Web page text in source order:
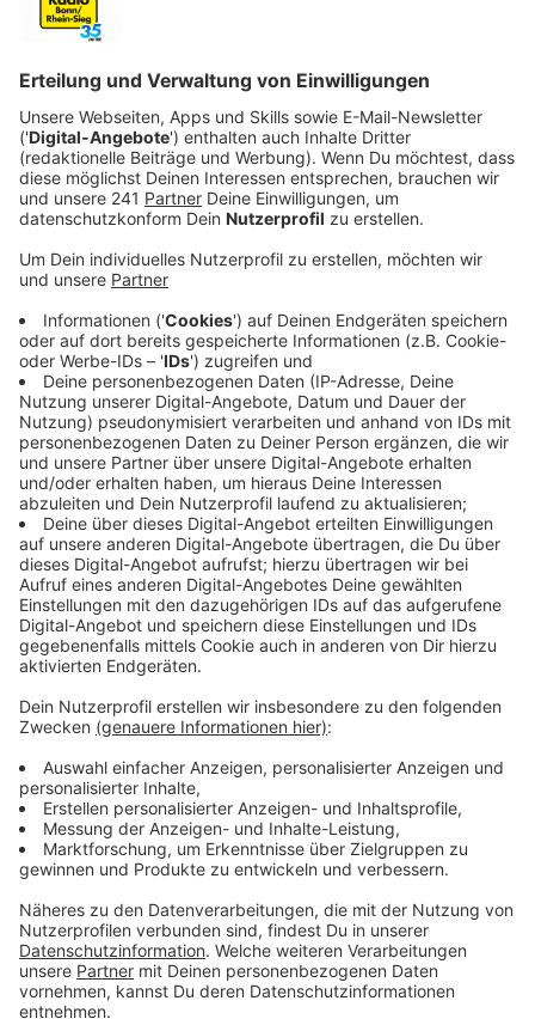
aus ihr einen super Blick über das Rheintal habt.
Drei-Seen-Blick
Anzeige
Ein Highlight ist vor allem der Drei-Seen-Blick. Der
Stellen zwischen den Bergen den Rhein sehen könnt.
Ihr habt einen wunderschönen Blick auf den
Drachenfels, den Breiberg, die Wolkenburg, den
Petersberg, den Nonnenstromberg und auch auf die
Ruine Löwenburg.
Anzeige
Löwenburger Hof
Anzeige
Der Rundweg schlängelt sich dann weiter entlang des
Lohrbergs, bis ihr zum Löwenburger Hof kommt. Eine
auch schon Willi Ostermann und Konrad Adenauer zu
Gast waren. Wer will nimmt sich hier eine Stärkung mit,
die man sehr gut auf der großen Streuobstwiese zu
sich nehmen kann.
Anzeige